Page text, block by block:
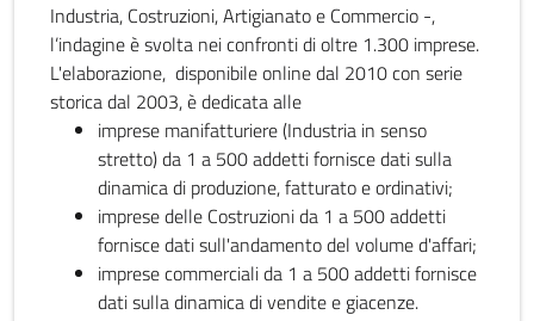
Industria, Costruzioni, Artigianato e Commercio -,
l’indagine è svolta nei confronti di oltre 1.300 imprese.
L'elaborazione, disponibile online dal 2010 con serie
storica dal 2003, è dedicata alle
imprese manifatturiere (Industria in senso
stretto) da 1 a 500 addetti fornisce dati sulla
dinamica di produzione, fatturato e ordinativi;
imprese delle Costruzioni da 1 a 500 addetti
fornisce dati sull'andamento del volume d'affari;
imprese commerciali da 1 a 500 addetti fornisce
dati sulla dinamica di vendite e giacenze.